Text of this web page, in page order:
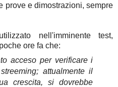
prove e dimostrazioni, sempre
nell'imminente test,
ore fa che:
acceso per verificare i
attualmente il
crescita, si dovrebbe